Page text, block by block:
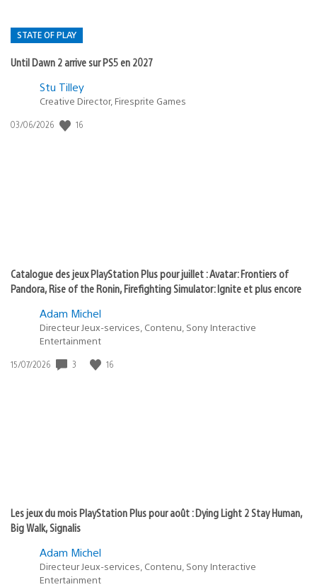
STATE OF PLAY
Until Dawn 2 arrive sur PS5 en 2027
Postée
:
Stu Tilley
Creative Director, Firesprite Games
Date
03/06/2026 16
Catalogue des jeux PlayStation Plus pour juillet : Avatar: Frontiers of
Pandora, Rise of the Ronin, Firefighting Simulator: Ignite et plus encore
Adam Michel
Directeur Jeux-services, Contenu, Sony Interactive
Entertainment
Date
15/07/2026 3 16
Les jeux du mois PlayStation Plus pour août : Dying Light 2 Stay Human,
Big Walk, Signalis
Adam Michel
Directeur Jeux-services, Contenu, Sony Interactive
Entertainment